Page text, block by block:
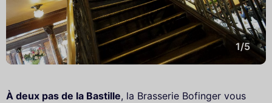
1/5
À deux pas de la Bastille, la Brasserie Bofinger vous